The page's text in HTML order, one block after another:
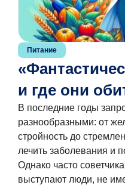
Питание
и где они
В последние годы
разнообразными: от
стройность до
лечить заболевания и
Однако часто
выступают люди, не